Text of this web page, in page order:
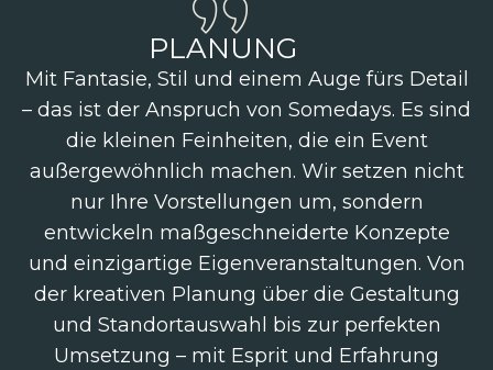
PLANUNG
Mit Fantasie, Stil und einem Auge fürs Detail
– das ist der Anspruch von Somedays. Es sind
die kleinen Feinheiten, die ein Event
außergewöhnlich machen. Wir setzen nicht
nur Ihre Vorstellungen um, sondern
entwickeln maßgeschneiderte Konzepte
und einzigartige Eigenveranstaltungen. Von
der kreativen Planung über die Gestaltung
und Standortauswahl bis zur perfekten
Umsetzung – mit Esprit und Erfahrung